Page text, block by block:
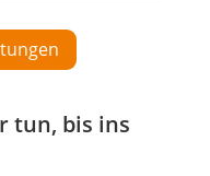
tun, bis ins